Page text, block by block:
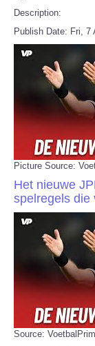
Description:
Publish Date: Fri, 7
Picture Source:
Het nieuwe
spelregels die
Source: